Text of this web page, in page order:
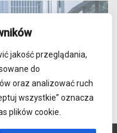
jakość przeglądania,
do
oraz analizować ruch
wszystkie” oznacza
plików cookie.